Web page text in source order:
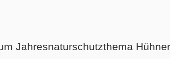
Jahresnaturschutzthema